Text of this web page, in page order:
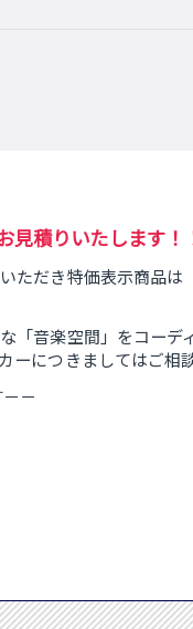
見積りいたします！
ただき特価表示商品
「音楽空間」をコーデ
ーにつきましてはご相
－